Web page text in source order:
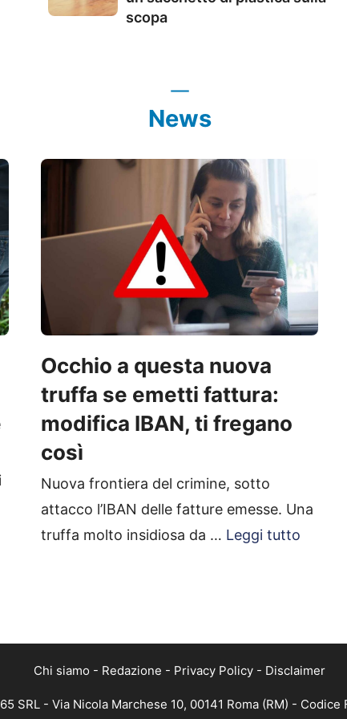
scopa
News
Occhio a questa nuova
truffa se emetti fattura:
modifica IBAN, ti fregano
così
Nuova frontiera del crimine, sotto
attacco l’IBAN delle fatture emesse. Una
truffa molto insidiosa da … Leggi tutto
Chi siamo - Redazione - Privacy Policy - Disclaimer
SRL - Via Nicola Marchese 10, 00141 Roma (RM) - Codice